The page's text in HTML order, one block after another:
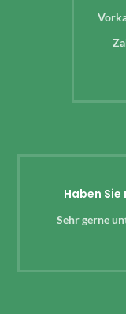
Haben
Sehr gerne